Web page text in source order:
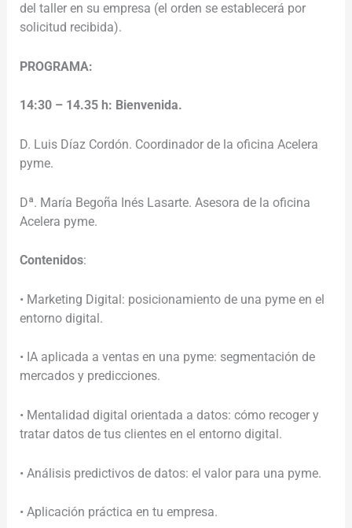
del taller en su empresa (el orden se establecerá por
solicitud recibida).
PROGRAMA:
14:30 – 14.35 h: Bienvenida.
D. Luis Díaz Cordón. Coordinador de la oficina Acelera
pyme.
Dª. María Begoña Inés Lasarte. Asesora de la oficina
Acelera pyme.
Contenidos:
• Marketing Digital: posicionamiento de una pyme en el
entorno digital.
• IA aplicada a ventas en una pyme: segmentación de
mercados y predicciones.
• Mentalidad digital orientada a datos: cómo recoger y
tratar datos de tus clientes en el entorno digital.
• Análisis predictivos de datos: el valor para una pyme.
• Aplicación práctica en tu empresa.